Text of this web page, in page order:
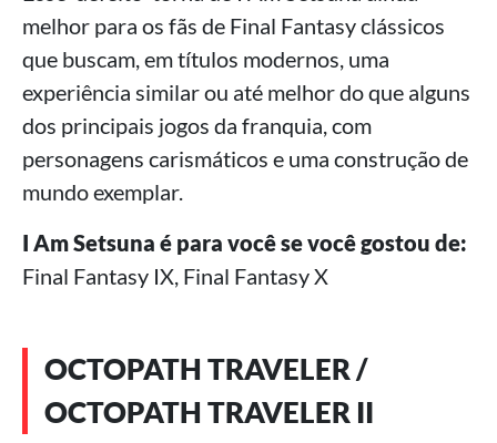
melhor para os fãs de Final Fantasy clássicos
que buscam, em títulos modernos, uma
experiência similar ou até melhor do que alguns
dos principais jogos da franquia, com
personagens carismáticos e uma construção de
mundo exemplar.
I Am Setsuna é para você se você gostou de:
Final Fantasy IX, Final Fantasy X
OCTOPATH TRAVELER /
OCTOPATH TRAVELER II